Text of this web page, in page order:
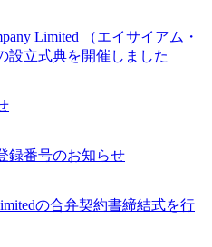
Limited （エイサイアム・
設立式典を開催しました
録番号のお知らせ
の合弁契約書締結式を行